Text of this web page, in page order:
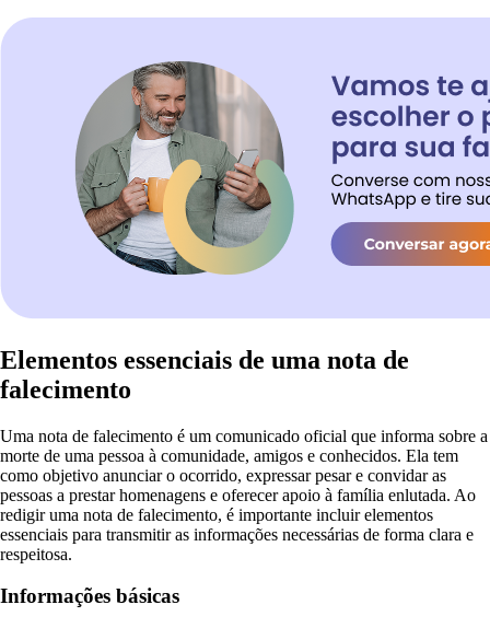
Elementos essenciais de uma nota de
falecimento
Uma nota de falecimento é um comunicado oficial que informa sobre a
morte de uma pessoa à comunidade, amigos e conhecidos. Ela tem
como objetivo anunciar o ocorrido, expressar pesar e convidar as
pessoas a prestar homenagens e oferecer apoio à família enlutada. Ao
redigir uma nota de falecimento, é importante incluir elementos
essenciais para transmitir as informações necessárias de forma clara e
respeitosa.
Informações básicas